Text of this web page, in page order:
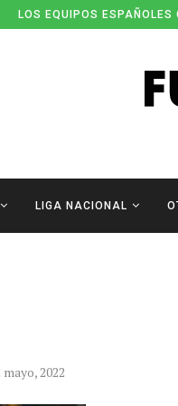
LOS EQUIPOS
LIGA NACIONAL
mayo, 2022